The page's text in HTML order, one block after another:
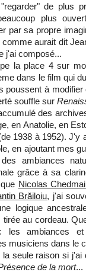
de plus
plus
par sa propre
aurait dit
j'ai composé...
la place 4 sur
dans le film qui
poussent à modifier
souffle sur
des
en Anatolie, en
1938 à 1952). J'y
en ajoutant mes
ambiances
grâce à sa
Nicolas
Brăiloiu, j'ai
logique
au cordeau.
les ambiances
musiciens dans le
seule raison si
de la mort...